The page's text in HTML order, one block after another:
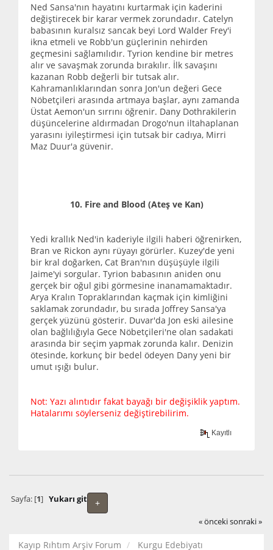
Ned Sansa'nın hayatını kurtarmak için kaderini
değiştirecek bir karar vermek zorundadır. Catelyn
babasının kuralsız sancak beyi Lord Walder Frey'i
ikna etmeli ve Robb'un güçlerinin nehirden
geçmesini sağlamılıdır. Tyrion kendine bir metres
alır ve savaşmak zorunda bırakılır. İlk savaşını
kazanan Robb değerli bir tutsak alır.
Kahramanlıklarından sonra Jon'un değeri Gece
Nöbetçileri arasında artmaya başlar, aynı zamanda
Üstat Aemon'un sırrını öğrenir. Dany Dothrakilerin
düşüncelerine aldırmadan Drogo'nun iltahaplanan
yarasını iyileştirmesi için tutsak bir cadıya, Mirri
Maz Duur'a güvenir.
10. Fire and Blood (Ateş ve Kan)
Yedi krallık Ned'in kaderiyle ilgili haberi öğrenirken,
Bran ve Rickon aynı rüyayı görürler. Kuzey'de yeni
bir kral doğarken, Cat Bran'nın düşüşüyle ilgili
Jaime'yi sorgular. Tyrion babasının aniden onu
gerçek bir oğul gibi görmesine inanamamaktadır.
Arya Kralın Topraklarından kaçmak için kimliğini
saklamak zorundadır, bu sırada Joffrey Sansa'ya
gerçek yüzünü gösterir. Duvar'da Jon eski ailesine
olan bağlılığıyla Gece Nöbetçileri'ne olan sadakati
arasında bir seçim yapmak zorunda kalır. Denizin
ötesinde, korkunç bir bedel ödeyen Dany yeni bir
umut ışığı bulur.
Not: Yazı alıntıdır fakat bayağı bir değişiklik yaptım.
Hatalarımı söylerseniz değiştirebilirim.
Kayıtlı
+
Sayfa: [1] Yukarı git
« önceki sonraki »
Kayıp Rıhtım Arşiv Forum Kurgu Edebiyatı